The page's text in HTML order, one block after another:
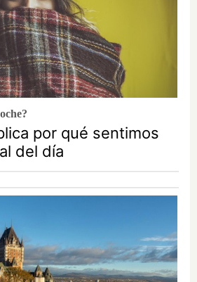
por qué sentimos
del día